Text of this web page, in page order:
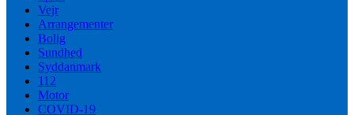
Vejr
Arrangementer
Bolig
Sundhed
Syddanmark
112
Motor
COVID-19